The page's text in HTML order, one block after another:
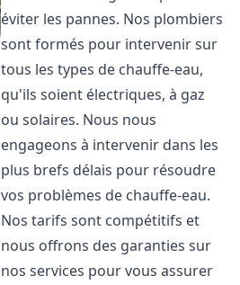
éviter les pannes. Nos plombiers
sont formés pour intervenir sur
tous les types de chauffe-eau,
qu'ils soient électriques, à gaz
ou solaires. Nous nous
engageons à intervenir dans les
plus brefs délais pour résoudre
vos problèmes de chauffe-eau.
Nos tarifs sont compétitifs et
nous offrons des garanties sur
nos services pour vous assurer